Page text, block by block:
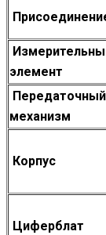
элемент
Передаточный
механизм
Корпус
Циферблат